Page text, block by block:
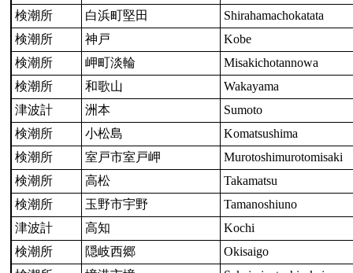
検潮所
白浜町堅田
Shirahamachokatata
検潮所
神戸
Kobe
検潮所
岬町淡輪
Misakichotannowa
検潮所
和歌山
Wakayama
津波計
洲本
Sumoto
検潮所
小松島
Komatsushima
検潮所
室戸市室戸岬
Murotoshimurotomisaki
検潮所
高松
Takamatsu
検潮所
玉野市宇野
Tamanoshiuno
津波計
高知
Kochi
検潮所
隠岐西郷
Okisaigo